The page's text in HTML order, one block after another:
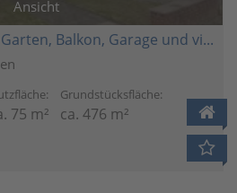
Ansicht
Zweifamilienhaus mit Garten, Balkon, Garage und vielfältigen Nutzungsmöglichkeiten
75 m²
Grundstücksfläche:
ca. 476 m²